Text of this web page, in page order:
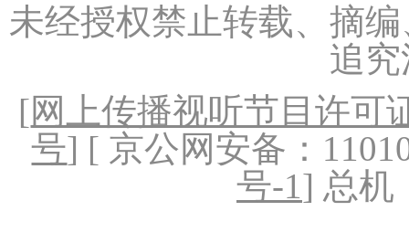
未经授权禁止转载、摘
追
[网上传播视听节目许可
号] [ 京公网安备：
号-1] 总机